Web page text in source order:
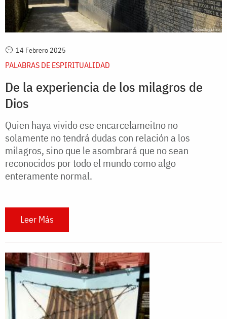
14 Febrero 2025
PALABRAS DE ESPIRITUALIDAD
De la experiencia de los milagros de
Dios
Quien haya vivido ese encarcelameitno no
solamente no tendrá dudas con relación a los
milagros, sino que le asombrará que no sean
reconocidos por todo el mundo como algo
enteramente normal.
Leer Más